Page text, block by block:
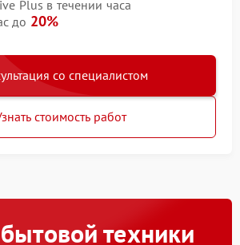
Plus в течении часа
до 20%
со специалистом
стоимость работ
техники